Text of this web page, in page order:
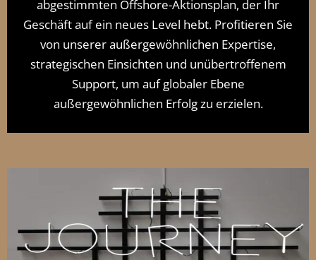
abgestimmten Offshore-Aktionsplan, der Ihr
Geschäft auf ein neues Level hebt. Profitieren Sie
von unserer außergewöhnlichen Expertise,
strategischen Einsichten und unübertroffenem
Support, um auf globaler Ebene
außergewöhnlichen Erfolg zu erzielen.